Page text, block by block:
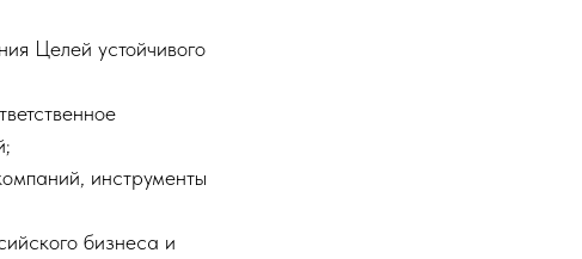
Целей устойчивого
инструменты
бизнеса и